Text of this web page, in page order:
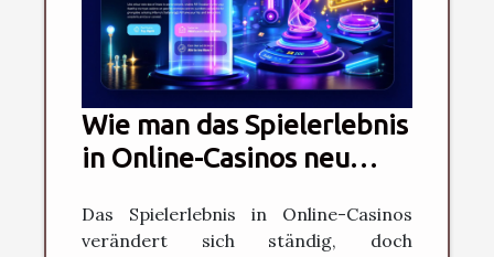
Wie man das Spielerlebnis
in Online-Casinos neu
Das Spielerlebnis in Online-Casinos
verändert sich ständig, doch